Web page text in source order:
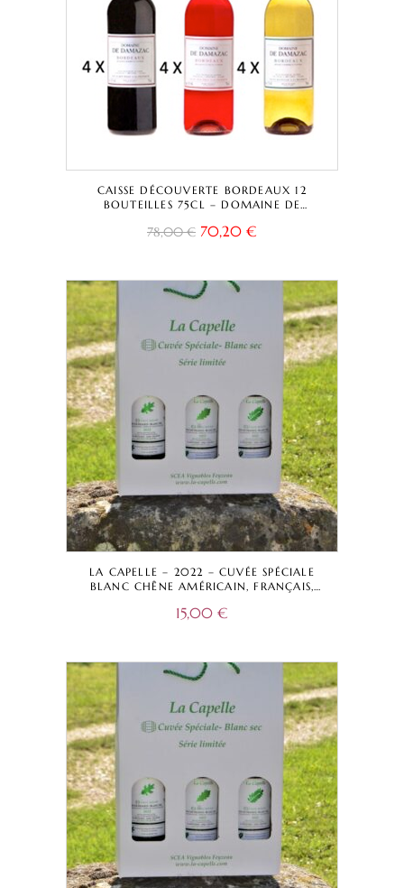
CAISSE DÉCOUVERTE BORDEAUX 12
BOUTEILLES 75CL – DOMAINE DE
A.O.C.
78,00€ 70,20 €
LA CAPELLE – 2022 – CUVÉE SPÉCIALE
BLANC CHÊNE AMÉRICAIN, FRANÇAIS,
15,00 €